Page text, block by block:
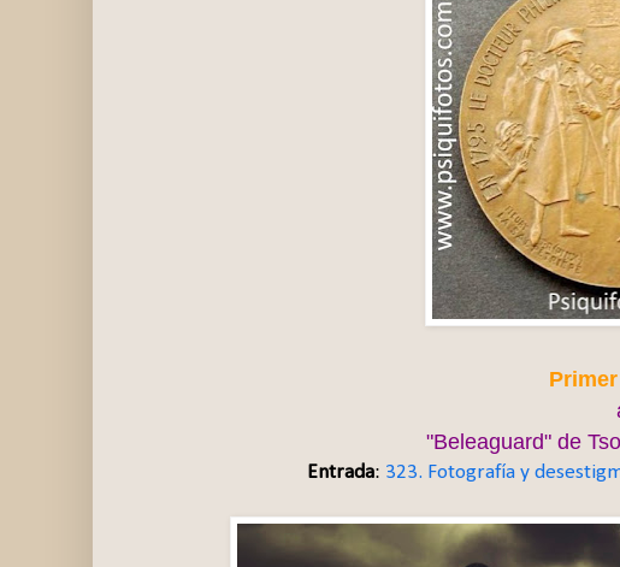
"Beleaguard" de
Entrada: 323. Fotografía y